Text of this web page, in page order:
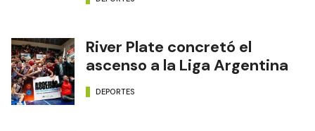
River Plate concretó el
ascenso a la Liga Argentina
DEPORTES